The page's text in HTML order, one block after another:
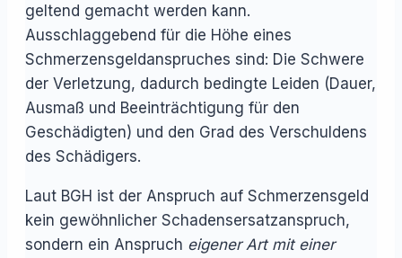
geltend gemacht werden kann.
Ausschlaggebend für die Höhe eines
Schmerzensgeldanspruches sind: Die Schwere
der Verletzung, dadurch bedingte Leiden (Dauer,
Ausmaß und Beeinträchtigung für den
Geschädigten) und den Grad des Verschuldens
des Schädigers.
Laut BGH ist der Anspruch auf Schmerzensgeld
kein gewöhnlicher Schadensersatzanspruch,
sondern ein Anspruch eigener Art mit einer